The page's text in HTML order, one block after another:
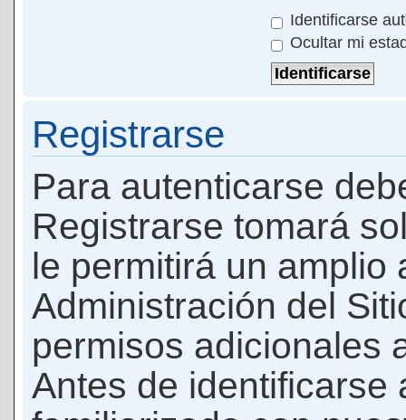
Identificarse
Ocultar mi
Registrarse
Para autenticarse
Registrarse tomará
le permitirá un amplio
Administración del
permisos adicionales
Antes de identificarse